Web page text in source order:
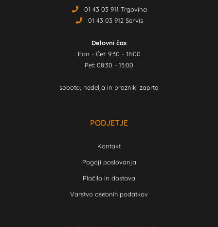
01 43 03 911 Trgovina
01 43 03 912 Servis
Delovni čas
Pon - Čet: 9:30 - 18:00
Pet: 08:30 - 15:00
sobota, nedelja in prazniki zaprto
PODJETJE
Kontakt
Pogoji poslovanja
Plačilo in dostava
Varstvo osebnih podatkov